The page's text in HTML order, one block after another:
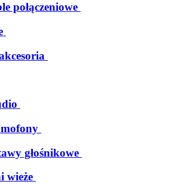
połączeniowe
głośnikowe
wieże